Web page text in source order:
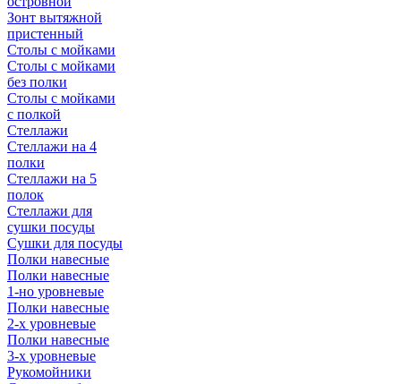
Зонт вытяжной
пристенный
Столы с мойками
Столы с мойками
без полки
Столы с мойками
с полкой
Стеллажи
Стеллажи на 4
полки
Стеллажи на 5
полок
Стеллажи для
сушки посуды
Сушки для посуды
Полки навесные
Полки навесные
1-но уровневые
Полки навесные
2-х уровневые
Полки навесные
3-х уровневые
Рукомойники